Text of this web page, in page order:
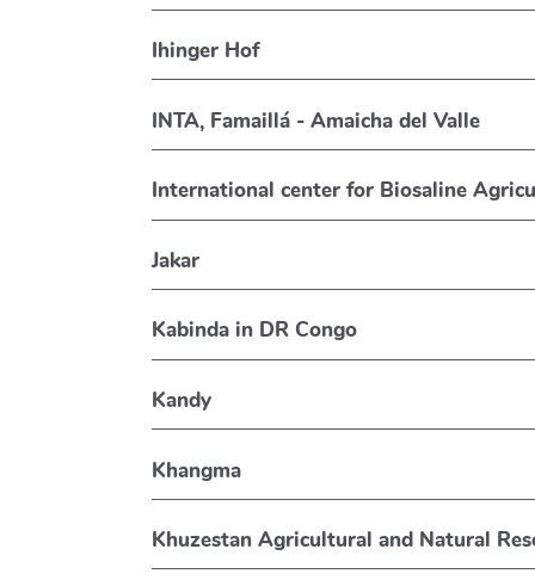
Ihinger Hof
INTA, Famaillá - Amaicha del Valle
International center for
Jakar
Kabinda in DR Congo
Kandy
Khangma
Khuzestan Agricultural and Natural